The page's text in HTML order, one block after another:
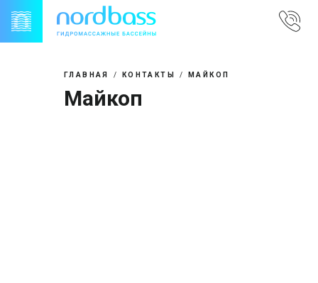
ГЛАВНАЯ КОНТАКТЫ МАЙКОП
Майкоп